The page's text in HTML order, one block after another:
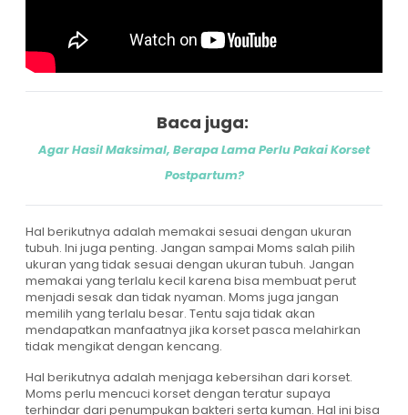
Baca juga:
Agar Hasil Maksimal, Berapa Lama Perlu Pakai Korset
Postpartum?
Hal berikutnya adalah memakai sesuai dengan ukuran
tubuh. Ini juga penting. Jangan sampai Moms salah pilih
ukuran yang tidak sesuai dengan ukuran tubuh. Jangan
memakai yang terlalu kecil karena bisa membuat perut
menjadi sesak dan tidak nyaman. Moms juga jangan
memilih yang terlalu besar. Tentu saja tidak akan
mendapatkan manfaatnya jika korset pasca melahirkan
tidak mengikat dengan kencang.
Hal berikutnya adalah menjaga kebersihan dari korset.
Moms perlu mencuci korset dengan teratur supaya
terhindar dari penumpukan bakteri serta kuman. Hal ini bisa